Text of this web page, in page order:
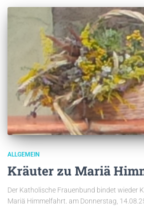
ALLGEMEIN
Kräuter zu Mariä
Der Katholische Frauenbund bindet wieder
Mariä Himmelfahrt. am Donnerstag,